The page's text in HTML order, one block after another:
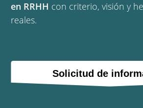
en RRHH con criterio, visión y
reales.
Solicitud de